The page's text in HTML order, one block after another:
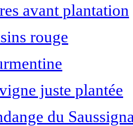
avant plantation
rouge
juste plantée
du